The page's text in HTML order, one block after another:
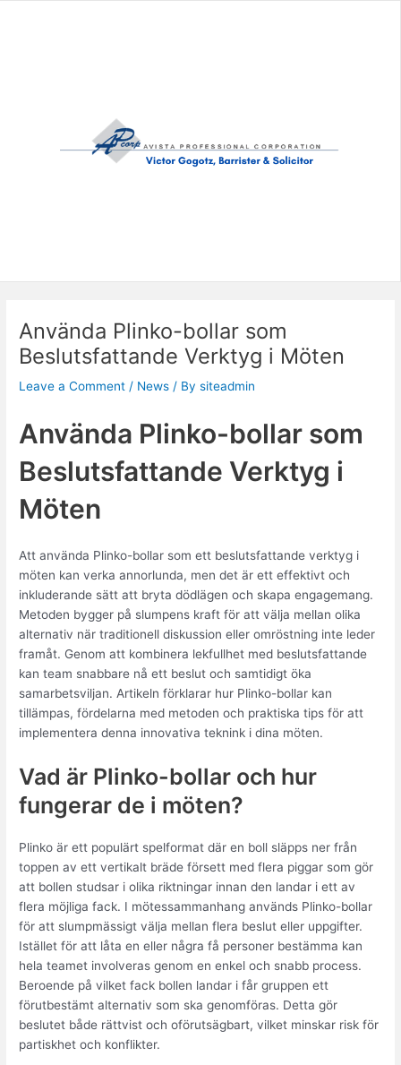
Använda Plinko-bollar som
Beslutsfattande Verktyg i Möten
Leave a Comment / News / Bysiteadmin
Använda Plinko-bollar som
Beslutsfattande Verktyg i
Möten
Att använda Plinko-bollar som ett beslutsfattande verktyg i
möten kan verka annorlunda, men det är ett effektivt och
inkluderande sätt att bryta dödlägen och skapa engagemang.
Metoden bygger på slumpens kraft för att välja mellan olika
alternativ när traditionell diskussion eller omröstning inte leder
framåt. Genom att kombinera lekfullhet med beslutsfattande
kan team snabbare nå ett beslut och samtidigt öka
samarbetsviljan. Artikeln förklarar hur Plinko-bollar kan
tillämpas, fördelarna med metoden och praktiska tips för att
implementera denna innovativa teknink i dina möten.
Vad är Plinko-bollar och hur
fungerar de i möten?
Plinko är ett populärt spelformat där en boll släpps ner från
toppen av ett vertikalt bräde försett med flera piggar som gör
att bollen studsar i olika riktningar innan den landar i ett av
flera möjliga fack. I mötessammanhang används Plinko-bollar
för att slumpmässigt välja mellan flera beslut eller uppgifter.
Istället för att låta en eller några få personer bestämma kan
hela teamet involveras genom en enkel och snabb process.
Beroende på vilket fack bollen landar i får gruppen ett
förutbestämt alternativ som ska genomföras. Detta gör
beslutet både rättvist och oförutsägbart, vilket minskar risk för
partiskhet och konflikter.